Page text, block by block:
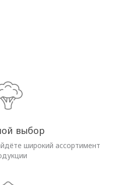
выбор
широкий ассортимент